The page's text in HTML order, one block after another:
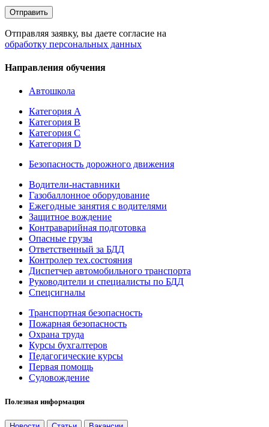
Отправляя заявку, вы даете согласие на
обработку персональных данных
Направления обучения
Автошкола
Категория А
Категория В
Категория С
Категория D
Безопасность дорожного движения
Водители-наставники
Газобаллонное оборудование
Ежегодные занятия с водителями
Защитное вождение
Контраварийная подготовка
Опасные грузы
Ответственный за БДД
Контролер тех.состояния
Диспетчер автомобильного транспорта
Руководители и специалисты по БДД
Спецсигналы
Транспортная безопасность
Пожарная безопасность
Охрана труда
Курсы бухгалтеров
Педагогические курсы
Первая помощь
Судовождение
Полезная информация